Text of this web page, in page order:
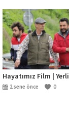
Hayatımız Film |
2 sene önce 0